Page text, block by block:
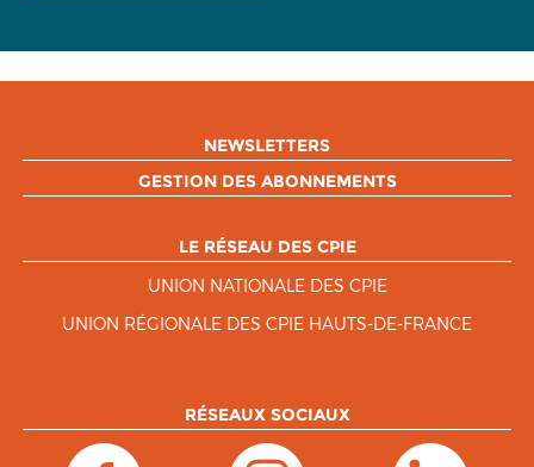
NEWSLETTERS
GESTION DES ABONNEMENTS
LE RÉSEAU DES CPIE
UNION NATIONALE DES CPIE
UNION RÉGIONALE DES CPIE HAUTS-DE-FRANCE
RÉSEAUX SOCIAUX